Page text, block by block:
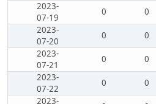
2023-
07-19
0 0
2023-
07-20
0 0
2023-
07-21
0 0
2023-
07-22
0 0
2023-